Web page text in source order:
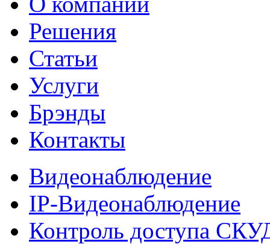
Решения
Статьи
Услуги
Брэнды
Контакты
Видеонаблюдение
IP-Видеонаблюдение
Контроль доступа